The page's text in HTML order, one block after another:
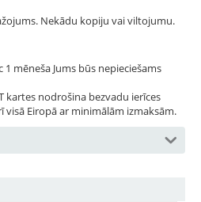
Nekādu kopiju vai viltojumu.
mēneša Jums būs nepieciešams
kartes nodrošina bezvadu ierīces
Eiropā ar minimālām izmaksām.